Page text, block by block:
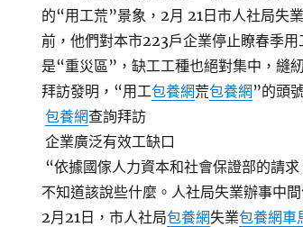
的“用工荒”景象，2月 21日市人社局失
前，他們對本市223戶企業停止瞭春季
是“重災區”，缺工工種也絕對集中，縫
拜訪發明，“用工包養網荒包養網 ”的頭
包養網查詢拜訪
企業廣泛有效工缺口
“依據國傢人力資本和社會保證部的請
不知道該說些什麼。人社局失業辦事中
2月21日，市人社局包養網失業包養網車